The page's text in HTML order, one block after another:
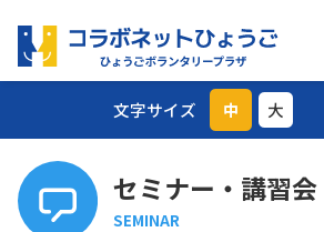
文字サイズ 中 大
セミナー・講習会
SEMINAR